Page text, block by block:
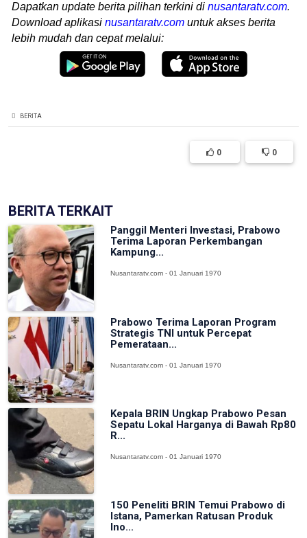
Dapatkan update berita pilihan terkini di nusantaratv.com.
Download aplikasi nusantaratv.com untuk akses berita
lebih mudah dan cepat melalui:
BERITA
0 0
BERITA TERKAIT
Panggil Menteri Investasi, Prabowo
Terima Laporan Perkembangan
Kampung...
Nusantaratv.com - 01 Januari 1970
Prabowo Terima Laporan Program
Strategis TNI untuk Percepat
Pemerataan...
Nusantaratv.com - 01 Januari 1970
Kepala BRIN Ungkap Prabowo Pesan
Sepatu Lokal Harganya di Bawah Rp80
R...
Nusantaratv.com - 01 Januari 1970
150 Peneliti BRIN Temui Prabowo di
Istana, Pamerkan Ratusan Produk
Ino...